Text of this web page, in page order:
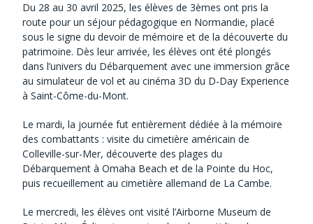
Du 28 au 30 avril 2025, les élèves de 3èmes ont pris la
route pour un séjour pédagogique en Normandie, placé
sous le signe du devoir de mémoire et de la découverte du
patrimoine. Dès leur arrivée, les élèves ont été plongés
dans l’univers du Débarquement avec une immersion grâce
au simulateur de vol et au cinéma 3D du D-Day Experience
à Saint-Côme-du-Mont.
Le mardi, la journée fut entièrement dédiée à la mémoire
des combattants : visite du cimetière américain de
Colleville-sur-Mer, découverte des plages du
Débarquement à Omaha Beach et de la Pointe du Hoc,
puis recueillement au cimetière allemand de La Cambe.
Le mercredi, les élèves ont visité l’Airborne Museum de